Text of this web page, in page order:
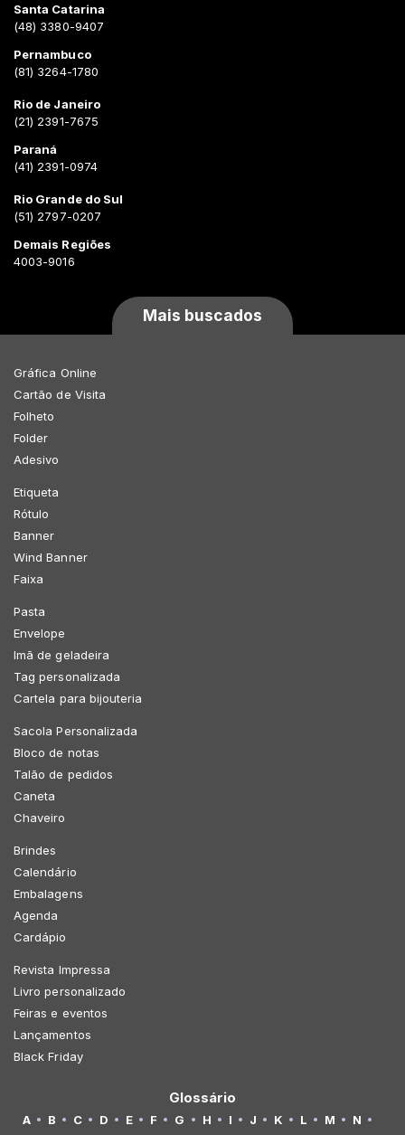
Santa Catarina
(48) 3380-9407
Pernambuco
(81) 3264-1780
Rio de Janeiro
(21) 2391-7675
Paraná
(41) 2391-0974
Rio Grande do Sul
(51) 2797-0207
Demais Regiões
4003-9016
Mais buscados
Gráfica Online
Cartão de Visita
Folheto
Folder
Adesivo
Etiqueta
Rótulo
Banner
Wind Banner
Faixa
Pasta
Envelope
Imã de geladeira
Tag personalizada
Cartela para bijouteria
Sacola Personalizada
Bloco de notas
Talão de pedidos
Caneta
Chaveiro
Brindes
Calendário
Embalagens
Agenda
Cardápio
Revista Impressa
Livro personalizado
Feiras e eventos
Lançamentos
Black Friday
Glossário
A B C D E F G H I J K L M N